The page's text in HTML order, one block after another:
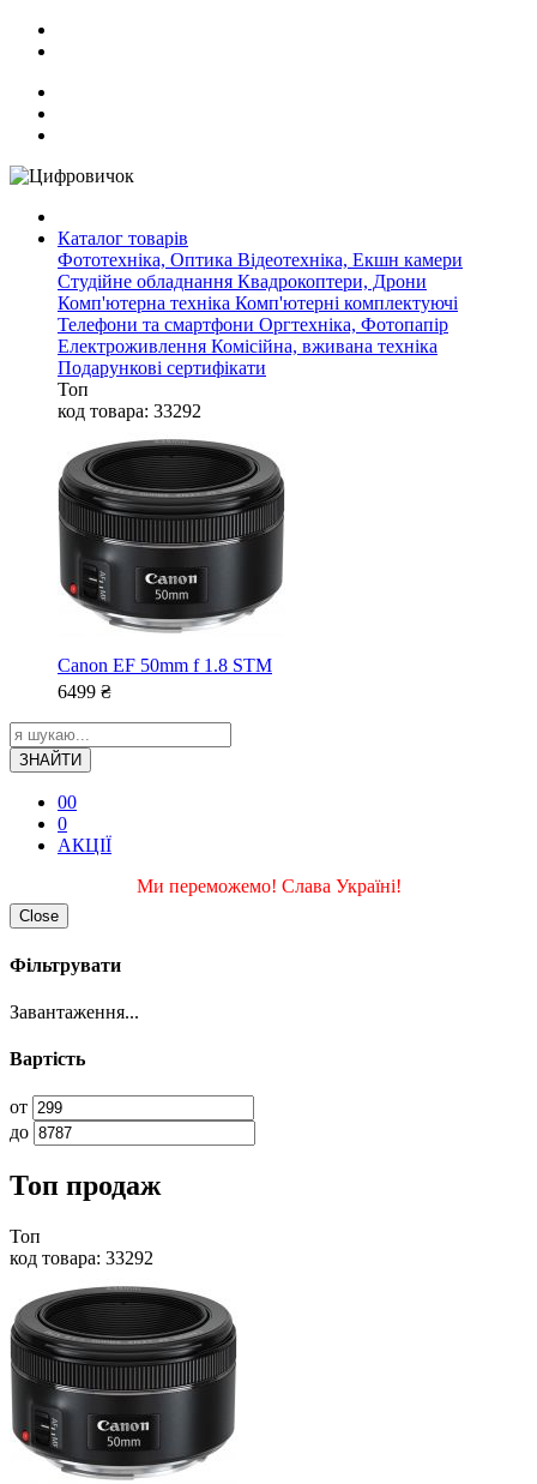
Каталог товарів
Фототехніка, Оптика Відеотехніка, Екшн камери
Студійне обладнання Квадрокоптери, Дрони
Комп'ютерна техніка Комп'ютерні комплектуючі
Телефони та смартфони Оргтехніка, Фотопапір
Електроживлення Комісійна, вживана техніка
Подарункові сертифікати
Топ
код товара: 33292
Canon EF 50mm f 1.8 STM
6499 ₴
ЗНАЙТИ
00
0
АКЦІЇ
Ми переможемо! Слава Україні!
Close
Фільтрувати
Завантаження...
Вартість
от
до
Топ продаж
Топ
код товара: 33292